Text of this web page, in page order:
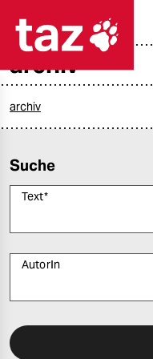
politik
gesellschaft
sport
archiv
archiv
Suche
Text*
AutorIn